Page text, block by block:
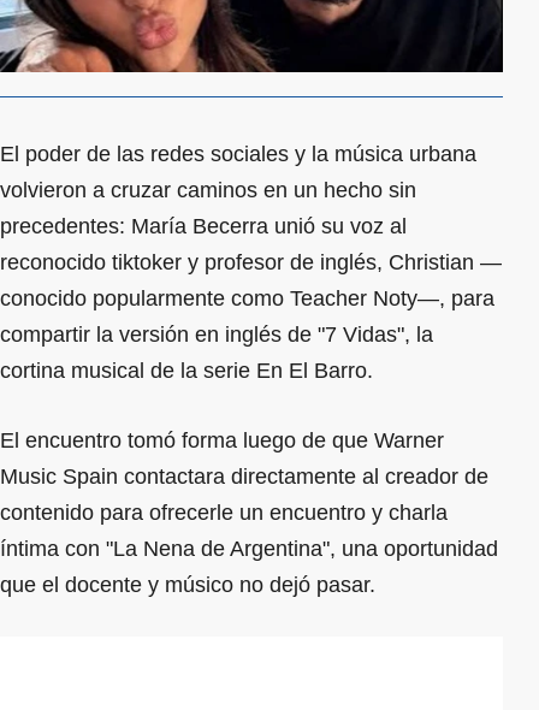
El poder de las redes sociales y la música urbana
volvieron a cruzar caminos en un hecho sin
precedentes: María Becerra unió su voz al
reconocido tiktoker y profesor de inglés, Christian —
conocido popularmente como Teacher Noty—, para
compartir la versión en inglés de "7 Vidas", la
cortina musical de la serie En El Barro.
El encuentro tomó forma luego de que Warner
Music Spain contactara directamente al creador de
contenido para ofrecerle un encuentro y charla
íntima con "La Nena de Argentina", una oportunidad
que el docente y músico no dejó pasar.